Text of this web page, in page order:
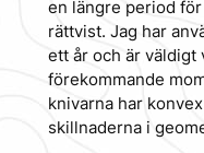
en längre period
rättvist. Jag har
ett år och är väldigt
förekommande
knivarna har
skillnaderna i